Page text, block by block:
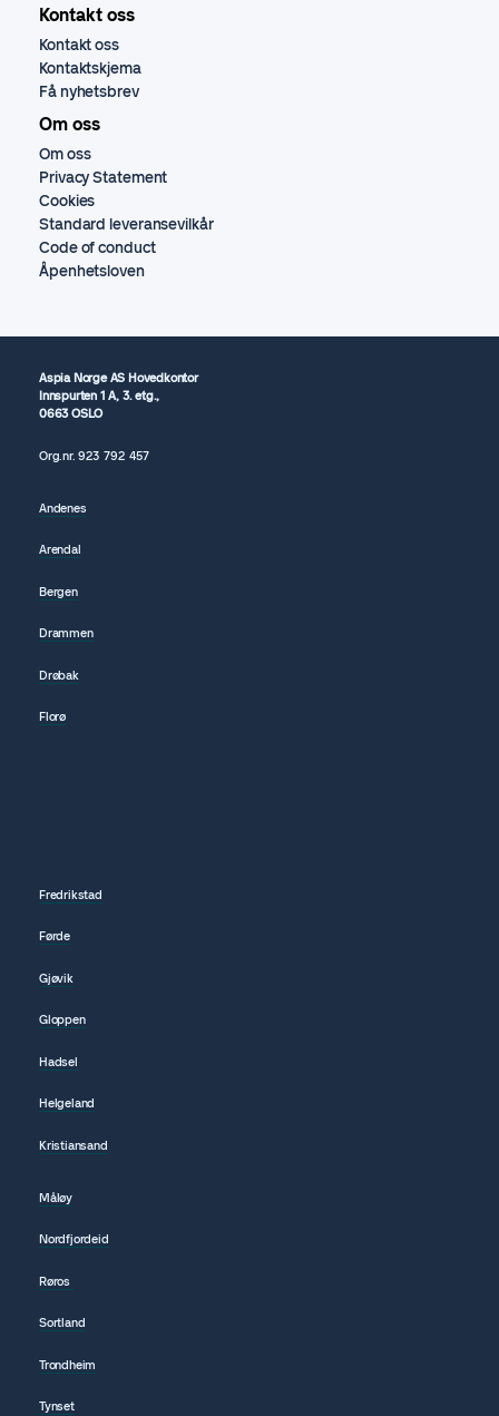
Kontakt oss
Kontakt oss
Kontaktskjema
Få nyhetsbrev
Om oss
Om oss
Privacy Statement
Cookies
Standard leveransevilkår
Code of conduct
Åpenhetsloven
Aspia Norge AS Hovedkontor
Innspurten 1 A, 3. etg.,
0663 OSLO
Org.nr.923 792457
Andenes
Arendal
Bergen
Drammen
Drøbak
Florø
Fredrikstad
Førde
Gjøvik
Gloppen
Hadsel
Helgeland
Kristiansand
Måløy
Nordfjordeid
Røros
Sortland
Trondheim
Tynset